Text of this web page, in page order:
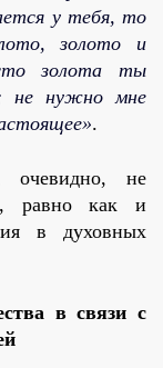
у тебя, то
золото и
золота ты
не нужно мне
.
очевидно, не
равно как и
в духовных
в связи с